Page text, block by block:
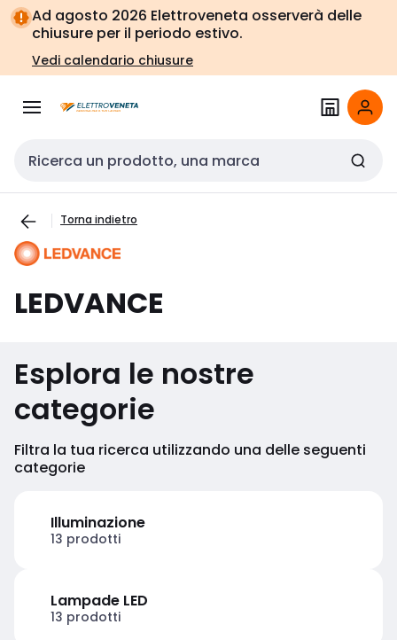
Vai alla
navigazione
Vai
alla
pagina
Ad agosto 2026 Elettroveneta osserverà delle
chiusure per il periodo estivo.
Vedi calendario chiusure
Cerca input
Torna indietro
LEDVANCE
Esplora le nostre
categorie
Filtra la tua ricerca utilizzando una delle seguenti
categorie
Illuminazione
13 prodotti
Lampade LED
13 prodotti